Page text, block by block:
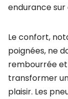
endurance sur
Le confort,
poignées, ne
rembourrée
transformer
plaisir. Les